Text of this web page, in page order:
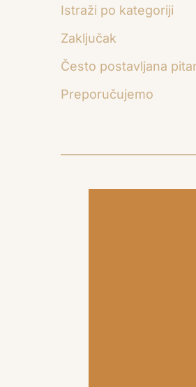
Istraži po kategoriji
Zaključak
Često postavljana
Preporučujemo